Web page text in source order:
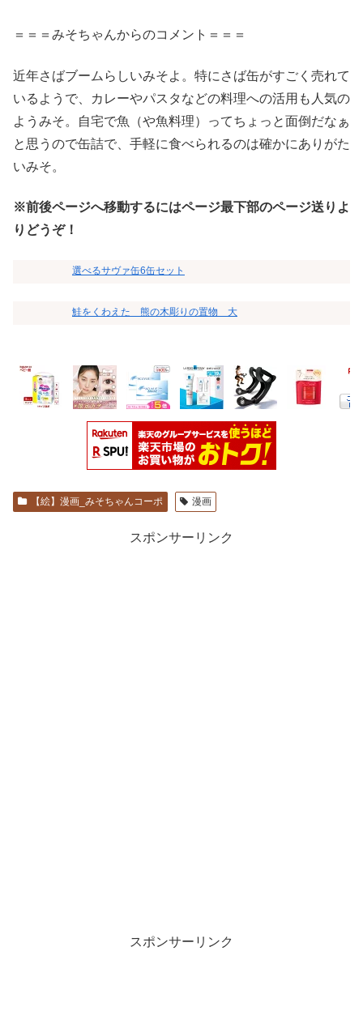
＝＝＝みそちゃんからのコメント＝＝＝
近年さばブームらしいみそよ。特にさば缶がすごく売れて
いるようで、カレーやパスタなどの料理への活用も人気の
ようみそ。自宅で魚（や魚料理）ってちょっと面倒だなぁ
と思うので缶詰で、手軽に食べられるのは確かにありがた
いみそ。
※前後ページへ移動するにはページ最下部のページ送りよ
りどうぞ！
選べるサヴァ缶6缶セット
鮭をくわえた 熊の木彫りの置物 大
【絵】漫画_みそちゃんコーポ 漫画
スポンサーリンク
スポンサーリンク